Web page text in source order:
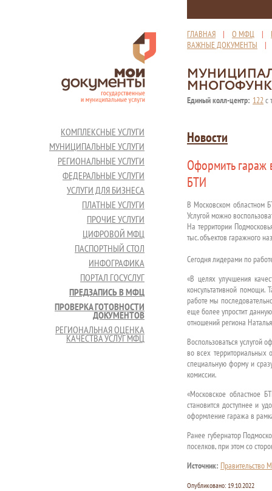
ГЛАВНАЯ | О МФЦ |
ВАЖНЫЕ ДОКУМЕНТЫ
Единый колл-центр: 122с
КОМПЛЕКСНЫЕ УСЛУГИ
МУНИЦИПАЛЬНЫЕ УСЛУГИ
РЕГИОНАЛЬНЫЕ УСЛУГИ
ФЕДЕРАЛЬНЫЕ УСЛУГИ
УСЛУГИ ДЛЯ БИЗНЕСА
ПЛАТНЫЕ УСЛУГИ
ПРОЧИЕ УСЛУГИ
ЦИФРОВОЙ МФЦ
ПАСПОРТНЫЙ СТОЛ
ИНФОГРАФИКА
ПОРТАЛ ГОСУСЛУГ
ПРЕДЗАПИСЬ В МФЦ
ПРОВЕРКА ГОТОВНОСТИ
ДОКУМЕНТОВ
РЕГИОНАЛЬНАЯ ОЦЕНКА
КАЧЕСТВА УСЛУГ МФЦ
Новости
Оформить гараж
БТИ
В Московском областном
Услугой можно
На территории
тыс. объектов гаражного
Сегодня лидерами по
«В целях улучшения
консультативной
работе мы
еще более упростит
отношений региона
Воспользоваться
во всех территориальных
специальную форму и
комиссии.
«Московское областное
становится доступнее и
оформление гаража в
Ранее губернатор
поселков, при этом со
Источник: Правительство
Опубликовано: 19.10.2022